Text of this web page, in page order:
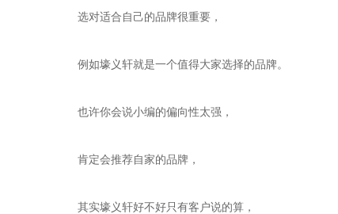
选对适合自己的品牌很重要，
例如壕义轩就是一个值得大家选择的品牌。
也许你会说小编的偏向性太强，
肯定会推荐自家的品牌，
其实壕义轩好不好只有客户说的算，